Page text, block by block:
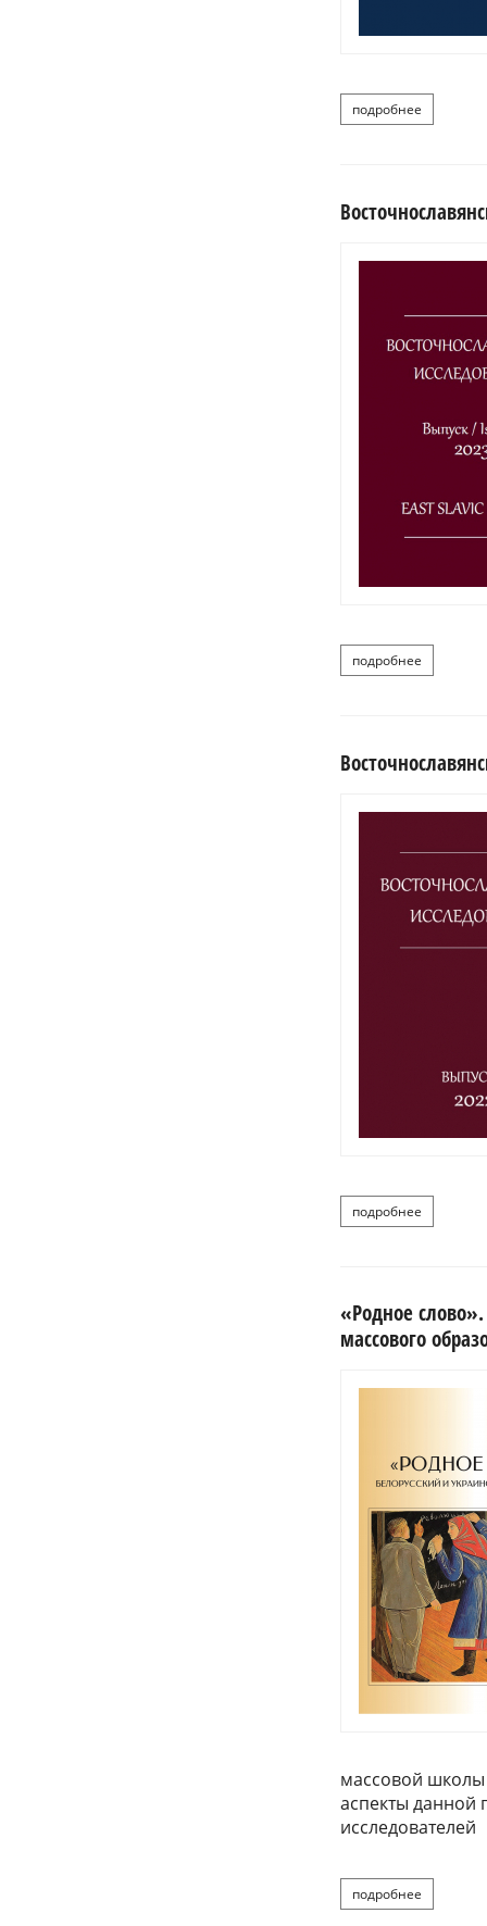
подробнее
подробнее
подробнее
«Родное
массового
массовой школы
аспекты данной
исследователей
подробнее